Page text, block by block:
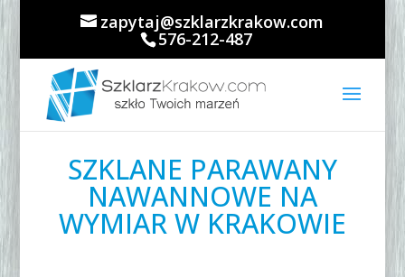
zapytaj@szklarzkrakow.com
576-212-487
SZKLANE PARAWANY
NAWANNOWE NA
WYMIAR W KRAKOWIE